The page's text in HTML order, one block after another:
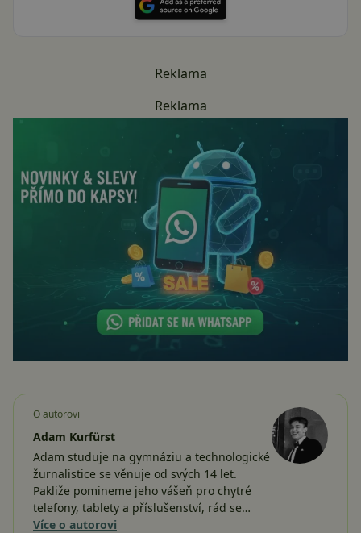
Reklama
Reklama
O autorovi
Adam Kurfürst
Adam studuje na gymnáziu a technologické
žurnalistice se věnuje od svých 14 let.
Pakliže pomineme jeho vášeň pro chytré
telefony, tablety a příslušenství, rád se…
Více o autorovi